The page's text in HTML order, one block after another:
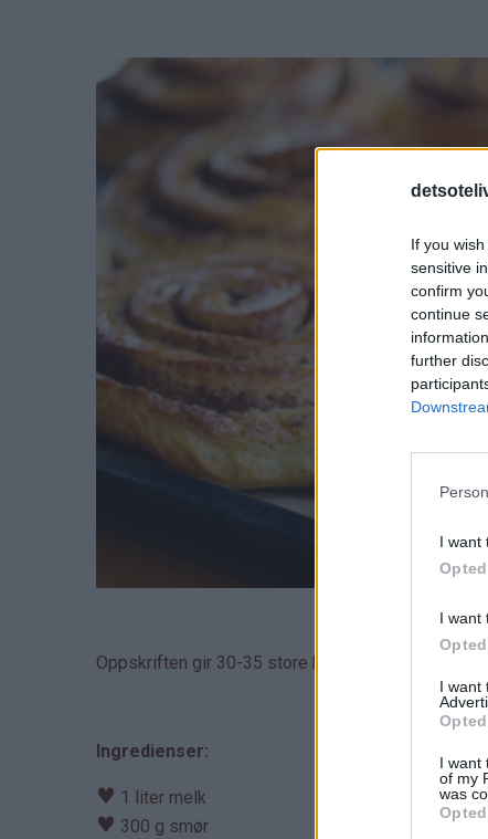
If you
sensitive
confirm
continue
further
I want
I want
I want
I want
of my
was
Oppskriften gir 30-35 store kanelboller.
Ingredienser:
♥ 1 liter melk
♥ 300 g smør